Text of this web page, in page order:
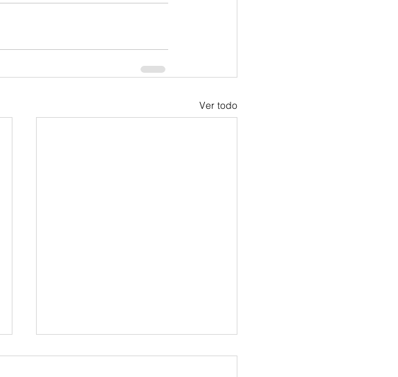
Ver todo